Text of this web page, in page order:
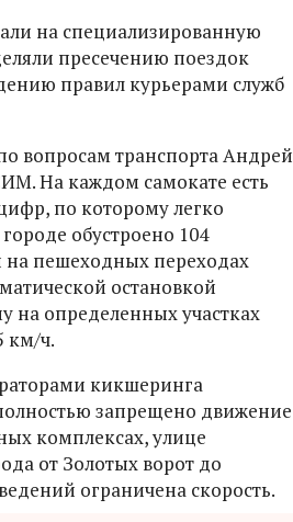
на специализированную
пресечению поездок
правил курьерами служб
вопросам транспорта Андрей
На каждом самокате есть
по которому легко
обустроено 104
на пешеходных переходах
остановкой
на определенных участках
км/ч.
кикшеринга
запрещено движение
комплексах, улице
от Золотых ворот до
ограничена скорость.